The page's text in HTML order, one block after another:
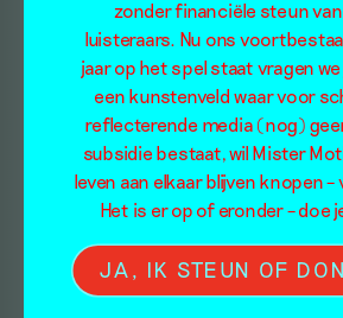
zonder financiële steun van
luisteraars. Nu ons
jaar op het spel staat vragen we
een kunstenveld waar voor
reflecterende media (nog)
subsidie bestaat, wil Mister
leven aan elkaar blijven knopen
Het is er op of eronder – doe
JA, IK STEUN OF